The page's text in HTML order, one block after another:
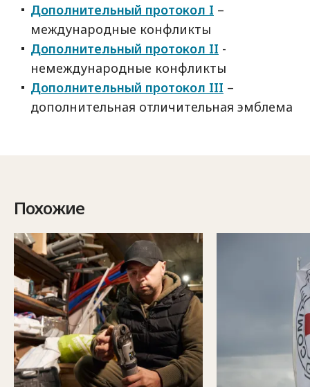
Дополнительный протокол I –
международные конфликты
Дополнительный протокол II -
немеждународные конфликты
Дополнительный протокол III –
дополнительная отличительная эмблема
Похожие